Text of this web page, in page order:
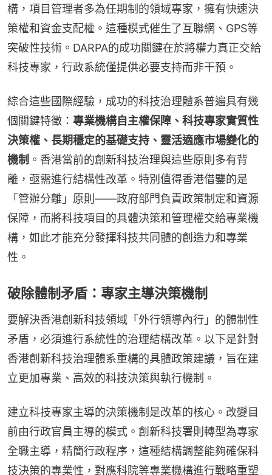
構，項目管理者多為任期制的領域專家，擁有快速決
策權和資金支配權。這種模式催生了互聯網、GPS等
突破性技術。DARPA的成功關鍵在於將權力真正交給
科技專家，行政系統僅提供必要支持而非干預。
綜合這些國際經驗，成功的科技治理體系普遍具有幾
個關鍵特徵： 專業機構自主權保障、科技專家實質性
決策權、長期穩定的基礎支持、靈活適應市場變化的
機制 。香港當前的創新科技治理與這些原則多有背
離，亟需進行結構性改革。特別值得香港借鑒的是
「管辦分離」原則——政府部門負責政策制定和資源
保障，而將科技項目的具體決策和管理權交給專業機
構，如此才能充分發揮科技共同體的創造力和專業
性。
破除體制矛盾：專家主導決策機制
要解決香港創新科技領域「外行領導內行」的體制性
矛盾，必須進行系統性的治理結構改革。以下是針對
香港創新科技治理體系重構的具體政策建議，旨在建
立更加專業、高效的科技決策與執行機制。
建立科技專家主導的決策機制是改革的核心。改變目
前由行政官員主導的模式。創新科技署則轉型為專家
全職主導，精簡行政程序，這種結構調整能夠確保科
技決策的專業性，對應科院等專業機構進行戰略重塑